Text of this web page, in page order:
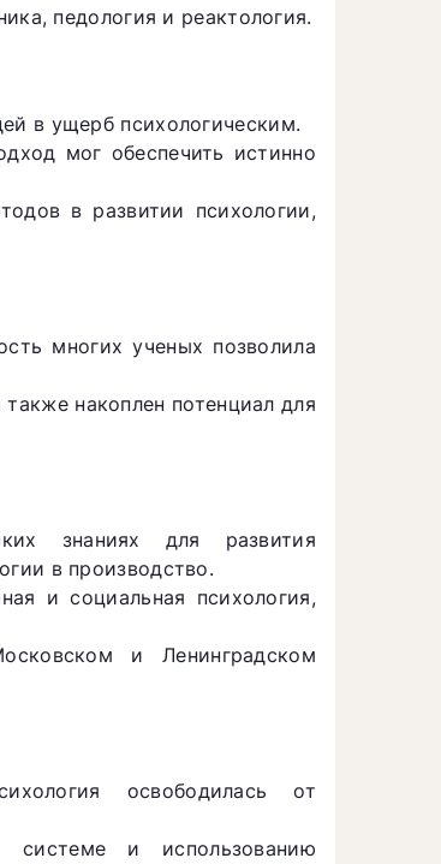
педология и реактология.
в ущерб психологическим.
мог обеспечить истинно
в развитии психологии,
многих ученых позволила
накоплен потенциал для
знаниях для развития
в производство.
и социальная психология,
и Ленинградском
освободилась от
и использованию